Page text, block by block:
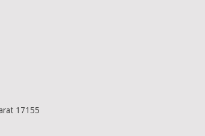
17155